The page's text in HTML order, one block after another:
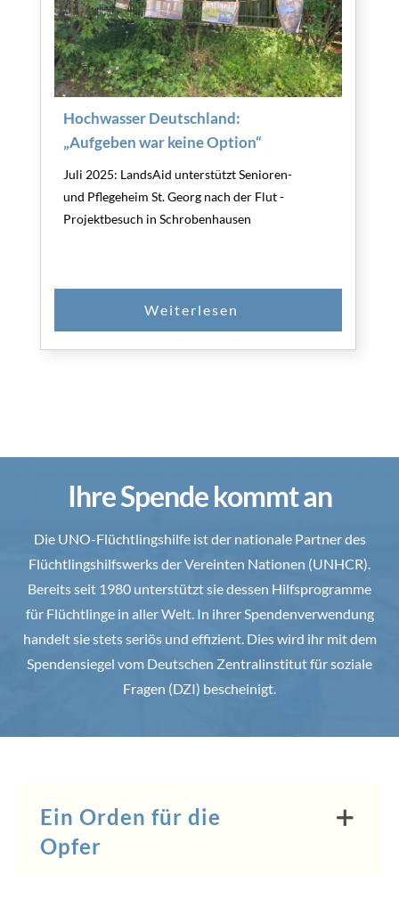
Hochwasser Deutschland:
„Aufgeben war keine Option“
Juli 2025: LandsAid unterstützt Senioren-
und Pflegeheim St. Georg nach der Flut -
Projektbesuch in Schrobenhausen
Ihre Spende kommt an
Die UNO-Flüchtlingshilfe ist der nationale Partner des
Flüchtlingshilfswerks der Vereinten Nationen (UNHCR).
Bereits seit 1980 unterstützt sie dessen Hilfsprogramme
für Flüchtlinge in aller Welt. In ihrer Spendenverwendung
handelt sie stets seriös und effizient. Dies wird ihr mit dem
Spendensiegel vom Deutschen Zentralinstitut für soziale
Fragen (DZI) bescheinigt.
Ein Orden für die
Opfer